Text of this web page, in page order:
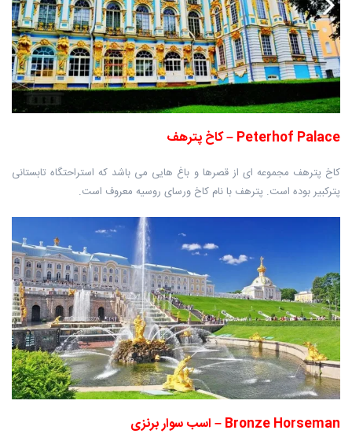
Peterhof Palace – کاخ پترهف
کاخ پترهف مجموعه ای از قصرها و باغ هایی می باشد که استراحتگاه تابستانی
پترکبیر بوده است. پترهف با نام کاخ ورسای روسیه معروف است.
Bronze Horseman – اسب سوار برنزی